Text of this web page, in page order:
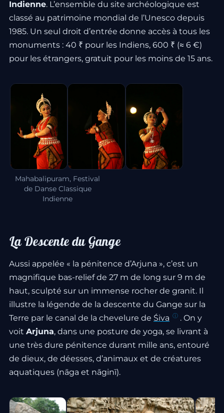
Indienne. L’ensemble du site archéologique est
classé au patrimoine mondial de l’Unesco depuis
1985. Un seul droit d’entrée donne accès à tous les
monuments : 40 ₹ pour les Indiens, 600 ₹ (≈ 6 €)
pour les étrangers, gratuit pour les moins de 15 ans.
Mahabalipuram, Festival
de Danse Classique
Indienne
La Descente du Gange
Aussi appelée « la pénitence d’Arjuna », c’est un
magnifique bas-relief de 27 m de long sur 9 m de
haut, sculpté sur un immense rocher de granit. Il
illustre la légende de la descente du Gange sur la
Terre par le canal de la chevelure de Śiva
. On y
voit Arjuna, dans une posture de yoga, se livrant à
une très dure pénitence durant mille ans, entouré
de dieux, de déesses, d’animaux et de créatures
aquatiques (nāga et nāginī).